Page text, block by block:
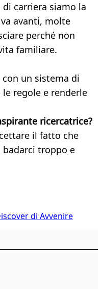
carriera siamo la
avanti, molte
perché non
familiare.
un sistema di
regole e renderle
ricercatrice?
il fatto che
badarci troppo e
di Avvenire